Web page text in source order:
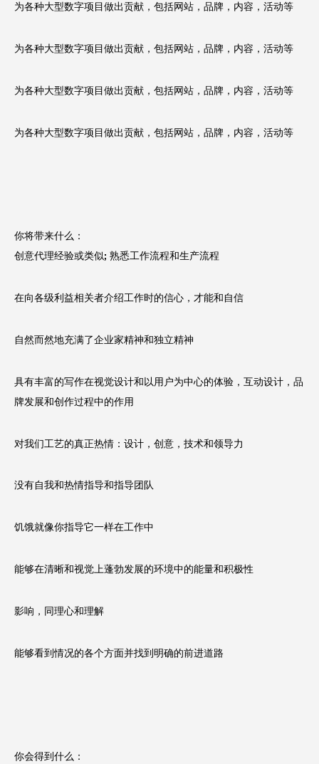
为各种大型数字项目做出贡献，包括网站，品牌，内容，活动等
为各种大型数字项目做出贡献，包括网站，品牌，内容，活动等
为各种大型数字项目做出贡献，包括网站，品牌，内容，活动等
为各种大型数字项目做出贡献，包括网站，品牌，内容，活动等
你将带来什么：
创意代理经验或类似; 熟悉工作流程和生产流程
在向各级利益相关者介绍工作时的信心，才能和自信
自然而然地充满了企业家精神和独立精神
具有丰富的写作在视觉设计和以用户为中心的体验，互动设计，品
牌发展和创作过程中的作用
对我们工艺的真正热情：设计，创意，技术和领导力
没有自我和热情指导和指导团队
饥饿就像你指导它一样在工作中
能够在清晰和视觉上蓬勃发展的环境中的能量和积极性
影响，同理心和理解
能够看到情况的各个方面并找到明确的前进道路
你会得到什么：